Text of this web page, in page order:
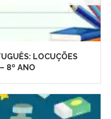
LOCUÇÕES
8º ANO